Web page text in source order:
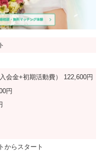
会金+初期活動費） 122,600円
円
からスタート